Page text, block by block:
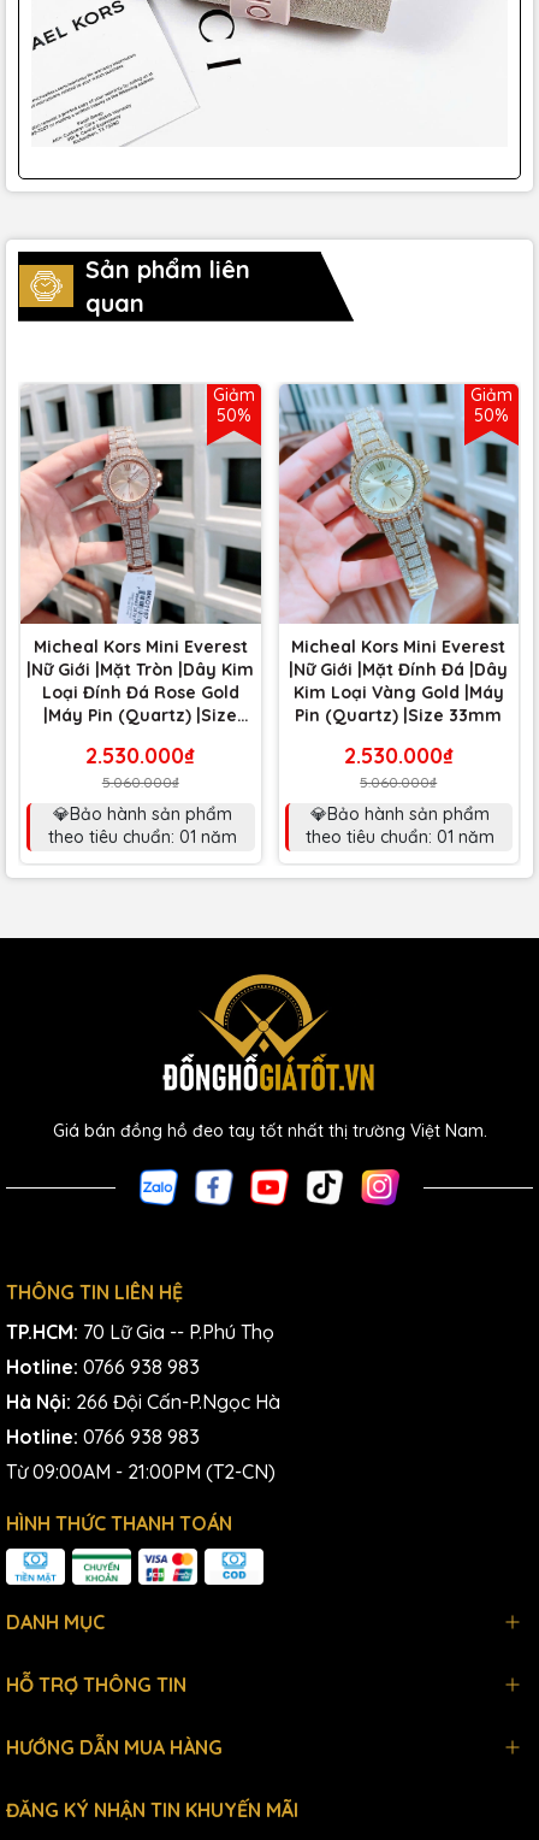
Sản phẩm liên
quan
Giảm
50%
Micheal Kors Mini Everest
|Nữ Giới |Mặt Tròn |Dây Kim
Loại Đính Đá Rose Gold
|Máy Pin (Quartz) |Size
2.530.000₫
5.060.000₫
💎Bảo hành sản phẩm
theo tiêu chuẩn: 01 năm
Giảm
50%
Micheal Kors Mini Everest
|Nữ Giới |Mặt Đính Đá |Dây
Kim Loại Vàng Gold |Máy
Pin (Quartz) |Size 33mm
2.530.000₫
5.060.000₫
💎Bảo hành sản phẩm
theo tiêu chuẩn: 01 năm
Giá bán đồng hồ đeo tay tốt nhất thị trường Việt Nam.
THÔNG TIN LIÊN HỆ
TP.HCM: 70 Lữ Gia -- P.Phú Thọ
Hotline: 0766 938 983
Hà Nội: 266 Đội Cấn-P.Ngọc Hà
Hotline: 0766 938 983
Từ 09:00AM - 21:00PM (T2-CN)
HÌNH THỨC THANH TOÁN
DANH MỤC
HỖ TRỢ THÔNG TIN
HƯỚNG DẪN MUA HÀNG
ĐĂNG KÝ NHẬN TIN KHUYẾN MÃI